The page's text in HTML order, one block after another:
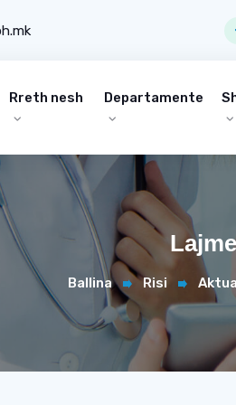
Rreth nesh Departamente
Lajme
Ballina Risi